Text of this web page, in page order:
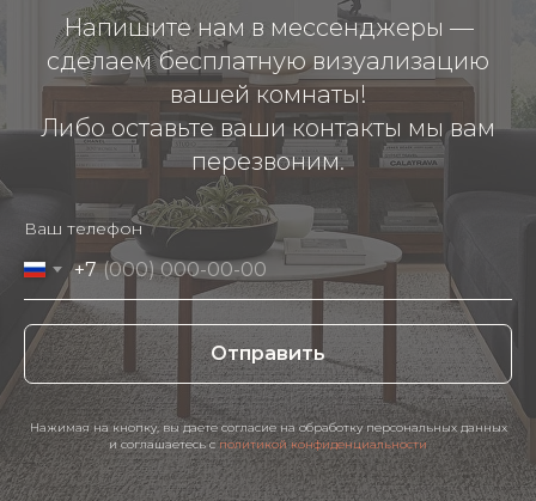
Напишите нам в мессенджеры —
сделаем бесплатную визуализацию
вашей комнаты!
Либо оставьте ваши контакты мы вам
перезвоним.
Ваш телефон
+7
Отправить
Нажимая на кнопку, вы даете согласие на обработку персональных данных
и соглашаетесь c политикой конфиденциальности